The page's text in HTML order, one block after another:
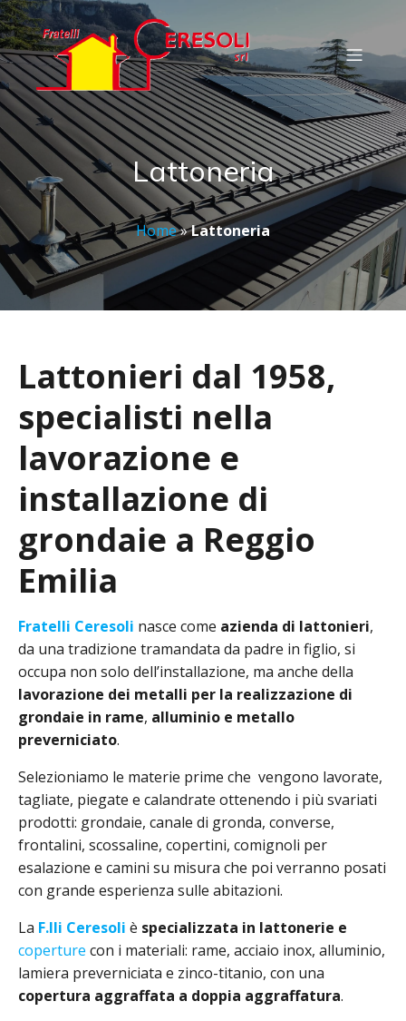
Lattoneria
Home»Lattoneria
Lattonieri dal 1958,
specialisti nella
lavorazione e
installazione di
grondaie a Reggio
Emilia
Fratelli Ceresoli nasce come azienda di lattonieri,
da una tradizione tramandata da padre in figlio, si
occupa non solo dell’installazione, ma anche della
lavorazione dei metalli per la realizzazione di
grondaie in rame, alluminio e metallo
preverniciato.
Selezioniamo le materie prime che vengono lavorate,
tagliate, piegate e calandrate ottenendo i più svariati
prodotti: grondaie, canale di gronda, converse,
frontalini, scossaline, copertini, comignoli per
esalazione e camini su misura che poi verranno posati
con grande esperienza sulle abitazioni.
La F.lli Ceresoli è specializzata in lattonerie e
coperture con i materiali: rame, acciaio inox, alluminio,
lamiera preverniciata e zinco-titanio, con una
copertura aggraffata a doppia aggraffatura.